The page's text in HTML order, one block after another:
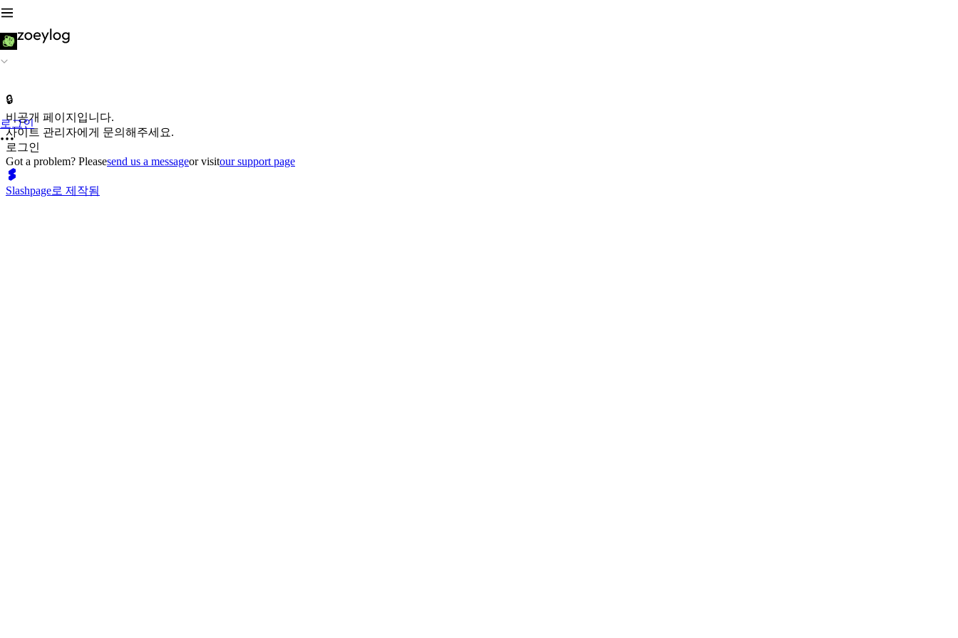
로그인
🔒
비공개 페이지입니다.
사이트 관리자에게 문의해주세요.
로그인
Got a problem? Pleasesend us a messageor visitour support page
Slashpage로 제작됨